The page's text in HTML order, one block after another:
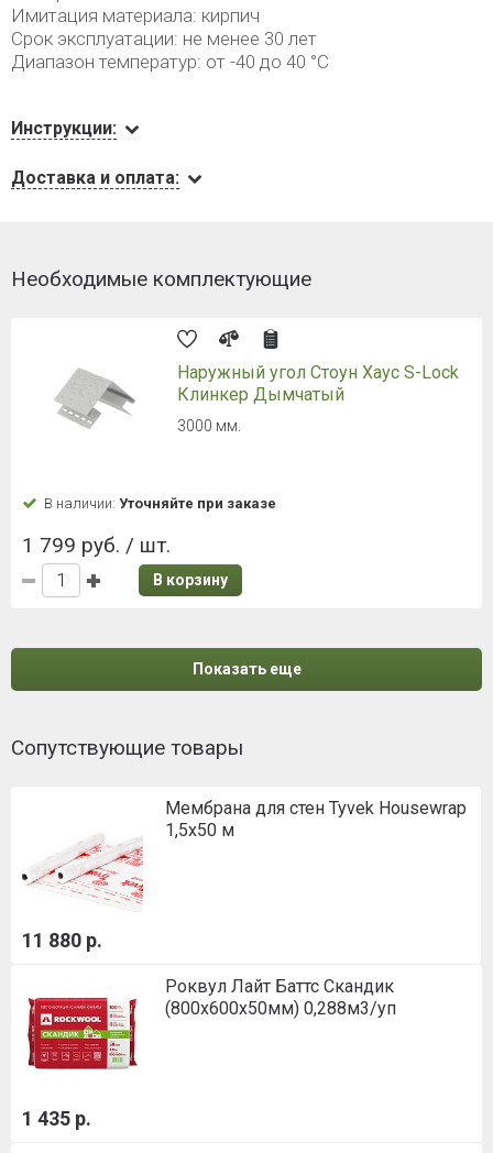
Имитация материала: кирпич
Срок эксплуатации: не менее 30 лет
Диапазон температур: от -40 до 40 °C
Инструкции:
Доставка и оплата:
Необходимые комплектующие
Наружный угол Стоун Хаус S-Lock
Клинкер Дымчатый
3000 мм.
В наличии: Уточняйте при заказе
1 799 руб. / шт.
В корзину
Показать еще
Сопутствующие товары
Мембрана для стен Tyvek Housewrap
1,5х50 м
11 880 р.
Роквул Лайт Баттс Скандик
(800х600х50мм) 0,288м3/уп
1 435 р.